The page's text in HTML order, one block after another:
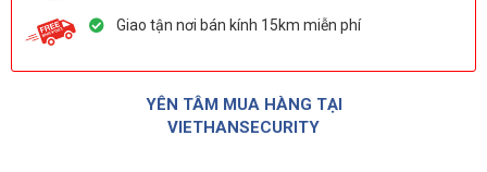
Giao tận nơi bán kính 15km miễn phí
YÊN TÂM MUA HÀNG TẠI
VIETHANSECURITY